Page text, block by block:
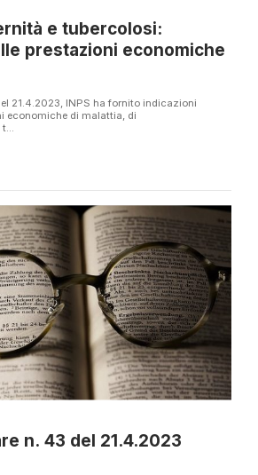
e tubercolosi:
prestazioni economiche
21.4.2023, INPS ha fornito indicazioni
economiche di malattia, di
n. 43 del 21.4.2023